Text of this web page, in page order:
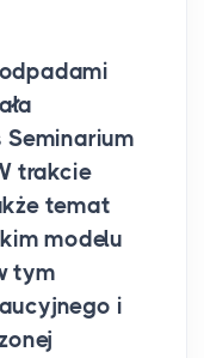
trakcie
temat
modelu
tym
i